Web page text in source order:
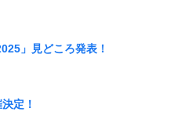
」見どころ発表！
定！